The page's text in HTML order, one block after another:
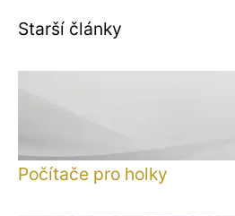
Starší články
Počítače pro holky